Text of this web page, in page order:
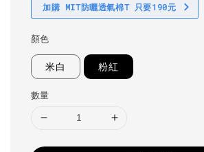
加購 MIT防曬透氣棉T 只要190元
顏色
米白 粉紅
數量